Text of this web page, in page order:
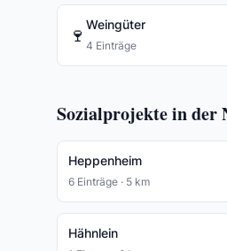
🍷
Weingüter
4 Einträge
Sozialprojekte in der
Heppenheim
6 Einträge · 5 km
Hähnlein